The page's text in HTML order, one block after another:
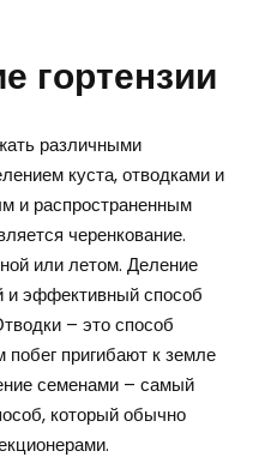
гортензии
различными
куста, отводками и
и распространенным
черенкование.
или летом. Деление
и эффективный способ
– это способ
побег пригибают к земле
семенами – самый
который обычно